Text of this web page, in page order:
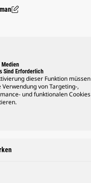
Medien
Sind Erforderlich
dieser Funktion müssen
Verwendung von Targeting-,
und funktionalen Cookies